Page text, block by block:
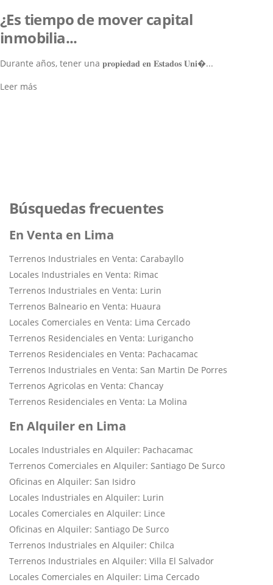
¿Es tiempo de mover capital
inmobilia...
Durante años, tener una 𝐩𝐫𝐨𝐩𝐢𝐞𝐝𝐚𝐝 𝐞𝐧 𝐄𝐬𝐭𝐚𝐝𝐨𝐬 𝐔𝐧𝐢�...
Leer más
Búsquedas frecuentes
En Venta en Lima
Terrenos Industriales en Venta: Carabayllo
Locales Industriales en Venta: Rimac
Terrenos Industriales en Venta: Lurin
Terrenos Balneario en Venta: Huaura
Locales Comerciales en Venta: Lima Cercado
Terrenos Residenciales en Venta: Lurigancho
Terrenos Residenciales en Venta: Pachacamac
Terrenos Industriales en Venta: San Martin De Porres
Terrenos Agricolas en Venta: Chancay
Terrenos Residenciales en Venta: La Molina
En Alquiler en Lima
Locales Industriales en Alquiler: Pachacamac
Terrenos Comerciales en Alquiler: Santiago De Surco
Oficinas en Alquiler: San Isidro
Locales Industriales en Alquiler: Lurin
Locales Comerciales en Alquiler: Lince
Oficinas en Alquiler: Santiago De Surco
Terrenos Industriales en Alquiler: Chilca
Terrenos Industriales en Alquiler: Villa El Salvador
Locales Comerciales en Alquiler: Lima Cercado